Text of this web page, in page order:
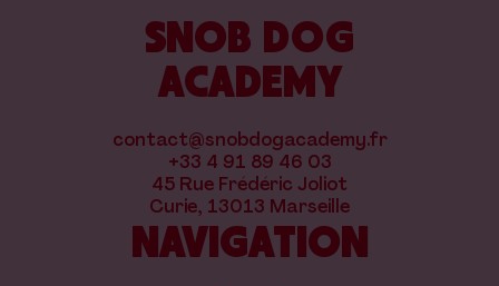
SNOB DOG
ACADEMY
contact@snobdogacademy.fr
+33 4 91 89 46 03
45 Rue Frédéric Joliot
Curie, 13013 Marseille
NAVIGATION